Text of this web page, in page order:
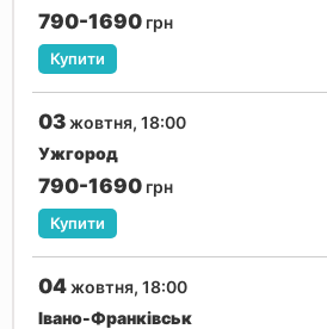
790-1690 грн
Купити
03жовтня, 18:00
Ужгород
790-1690 грн
Купити
04жовтня, 18:00
Івано-Франківськ